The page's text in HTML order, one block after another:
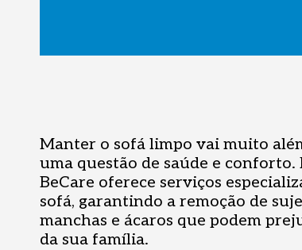
Manter o sofá limpo vai muito
uma questão de saúde e conforto.
BeCare oferece serviços
sofá, garantindo a remoção de
manchas e ácaros que podem
da sua família.